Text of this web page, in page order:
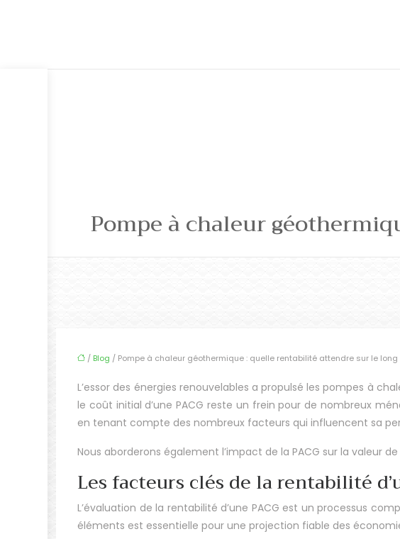
Pompe à chaleur
/ Blog / Pompe à chaleur géothermique : quelle rentabilité attendre sur le long
L’essor des énergies renouvelables a propulsé les pompes à
le coût initial d’une PACG reste un frein pour de nombreux
en tenant compte des nombreux facteurs qui influencent sa
Nous aborderons également l’impact de la PACG sur la valeur
Les facteurs clés de la rentabilité
L’évaluation de la rentabilité d’une PACG est un processus
éléments est essentielle pour une projection fiable des